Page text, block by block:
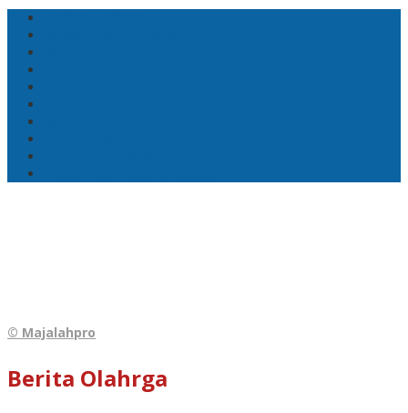
© Majalahpro
Berita Olahrga